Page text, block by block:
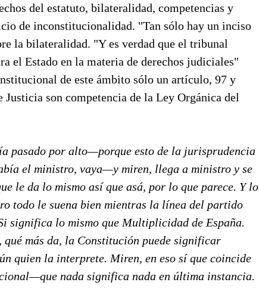
del estatuto, bilateralidad, competencias y
de inconstitucionalidad. "Tan sólo hay un inciso
la bilateralidad. "Y es verdad que el tribunal
el Estado en la materia de derechos judiciales"
de este ámbito sólo un artículo, 97 y
son competencia de la Ley Orgánica del
pasado por alto—porque esto de la jurisprudencia
el ministro, vaya—y miren, llega a ministro y se
le da lo mismo así que asá, por lo que parece. Y lo
todo le suena bien mientras la línea del partido
significa lo mismo que Multiplicidad de España.
qué más da, la Constitución puede significar
quien la interprete. Miren, en eso sí que coincide
nada significa nada en última instancia.